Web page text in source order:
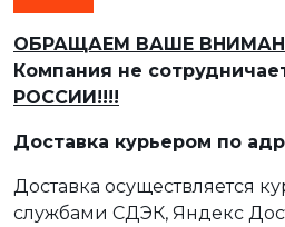
ОБРАЩАЕМ ВАШЕ
Компания не
РОССИИ!!!!
Доставка курьером по
Доставка осуществляется
службами СДЭК, Яндекс